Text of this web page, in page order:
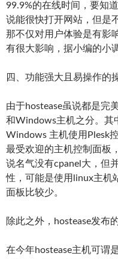
99.9%的在线时间，要知
说能很快打开网站，但是
那不仅对用户体验是有影
有很大影响，据小编的小
四、功能强大且易操作的
由于hostease虽说都是完
和Windows主机之分。其
Windows 主机使用Plesk
最受欢迎的主机控制面板
说名气没有cpanel大，但
性，可能是使用linux主机
面板比较少。
除此之外，hostease发布
在今年hostease主机可谓